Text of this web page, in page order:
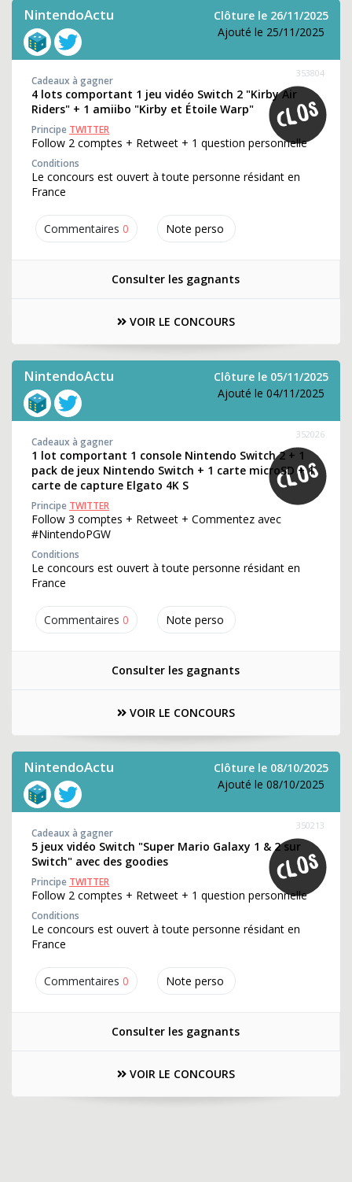
NintendoActu
Clôture le 26/11/2025
Ajouté le 25/11/2025
Commentaires 0 Note perso
353804
Cadeaux à gagner
4 lots comportant 1 jeu vidéo Switch 2 "Kirby Air
Riders" + 1 amiibo "Kirby et Étoile Warp"
Principe TWITTER
Follow 2 comptes + Retweet + 1 question personnelle
Conditions
Le concours est ouvert à toute personne résidant en
France
Consulter les gagnants
VOIR LE CONCOURS
NintendoActu
Clôture le 05/11/2025
Ajouté le 04/11/2025
Commentaires 0 Note perso
352026
Cadeaux à gagner
1 lot comportant 1 console Nintendo Switch 2 + 1
pack de jeux Nintendo Switch + 1 carte microSD + 1
carte de capture Elgato 4K S
Principe TWITTER
Follow 3 comptes + Retweet + Commentez avec
#NintendoPGW
Conditions
Le concours est ouvert à toute personne résidant en
France
Consulter les gagnants
VOIR LE CONCOURS
NintendoActu
Clôture le 08/10/2025
Ajouté le 08/10/2025
Commentaires 0 Note perso
350213
Cadeaux à gagner
5 jeux vidéo Switch "Super Mario Galaxy 1 & 2 sur
Switch" avec des goodies
Principe TWITTER
Follow 2 comptes + Retweet + 1 question personnelle
Conditions
Le concours est ouvert à toute personne résidant en
France
Consulter les gagnants
VOIR LE CONCOURS